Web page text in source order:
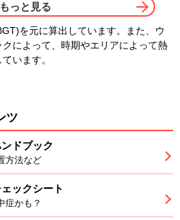
もっと見る
を元に算出しています。また、ウ
によって、時期やエリアによって熱
います。
ツ
ドブック
方法など
ックシート
症かも？